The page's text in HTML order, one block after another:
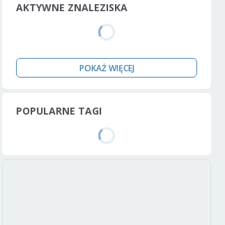
AKTYWNE ZNALEZISKA
POKAŻ WIĘCEJ
POPULARNE TAGI